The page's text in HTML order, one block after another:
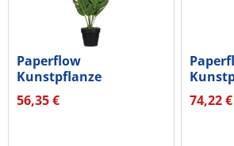
Paperflow
Kunstpflanze
PAMON45 Monstera
45cm
56,35 € 74,22 €